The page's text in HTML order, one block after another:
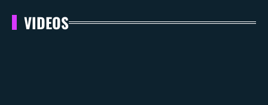
VIDEOS